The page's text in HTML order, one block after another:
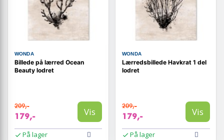
WONDA
Billede på lærred Ocean
Beauty lodret
209,-
179,- Vis
På lager
WONDA
Lærredsbillede Havkrat 1 del
lodret
209,-
179,- Vis
På lager